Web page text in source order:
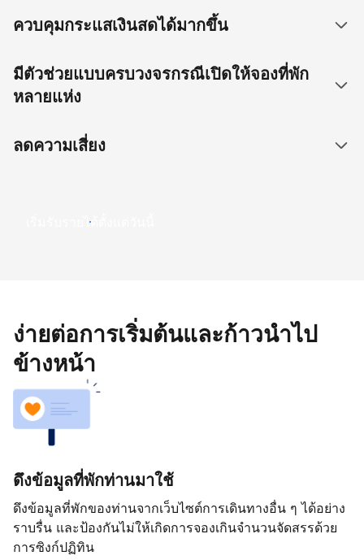
ควบคุมกระแสเงินสดได้มากขึ้น
มีตัวช่วยแบบครบวงจรกรณีเปิดให้จองที่พัก
หลายแห่ง
ลดความเสี่ยง
เริ่มรับรายได้ตั้งแต่วันนี้
ง่ายต่อการเริ่มต้นและก้าวนำไป
ข้างหน้า
ดึงข้อมูลที่พักท่านมาใช้
ดึงข้อมูลที่พักของท่านจากเว็บไซต์การเดินทางอื่น ๆ ได้อย่าง
ราบรื่น และป้องกันไม่ให้เกิดการจองเกินจำนวนจัดสรรด้วย
การซิงก์ปฏิทิน